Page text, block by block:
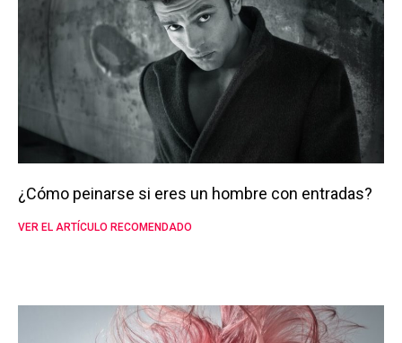
¿Cómo peinarse si eres un hombre con entradas?
VER EL ARTÍCULO RECOMENDADO